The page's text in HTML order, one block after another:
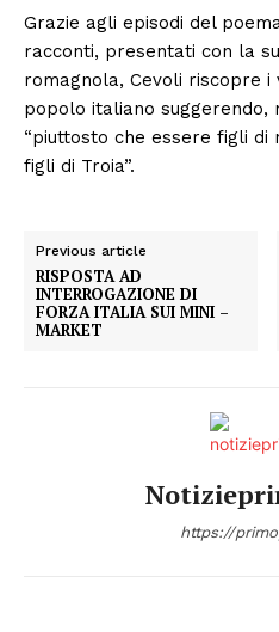
Grazie agli episodi del
racconti, presentati con la
romagnola, Cevoli riscopre
popolo italiano suggerendo,
“piuttosto che essere figli di
figli di Troia”.
Previous article
RISPOSTA AD
INTERROGAZIONE DI
FORZA ITALIA SUI MINI –
MARKET
https://